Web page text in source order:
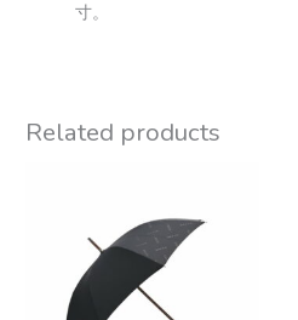
寸。
Related products